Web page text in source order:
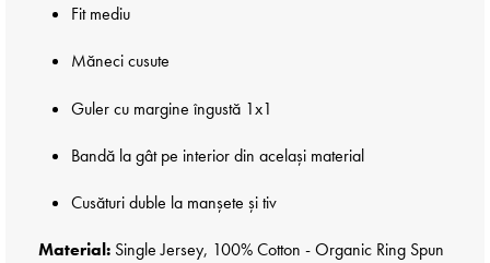
Fit mediu
Măneci cusute
Guler cu margine îngustă 1x1
Bandă la gât pe interior din același material
Cusături duble la manșete și tiv
Material: Single Jersey, 100% Cotton - Organic Ring Spun